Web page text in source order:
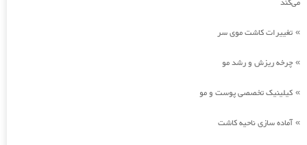
» تغییرات کاشت موی سر
» چرخه ریزش و رشد مو
» کیلینیک تخصصی پوست و مو
»آماده سازی ناحیه کاشت